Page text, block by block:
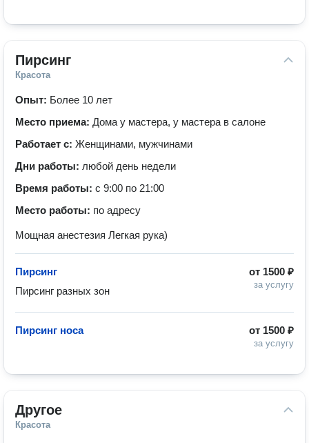
Пирсинг
Красота
Опыт: Более 10 лет
Место приема: Дома у мастера, у мастера в салоне
Работает с: Женщинами, мужчинами
Дни работы: любой день недели
Время работы: с 9:00 по 21:00
Место работы: по адресу
Мощная анестезия Легкая рука)
от 1500 ₽
за услугу
Пирсинг
Пирсинг разных зон
от 1500 ₽
за услугу
Пирсинг носа
Другое
Красота